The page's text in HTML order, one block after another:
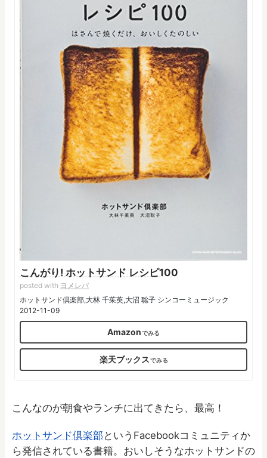
こんがり! ホットサンド レシピ100
posted with ヨメレバ
ホットサンド倶楽部,大林 千茱萸,大沼 聡子 シンコーミュージック
2012-11-09
Amazon
楽天ブックス
こんなのが朝食やランチに出てきたら、最高！
ホットサンド倶楽部 というFacebookコミュニティか
ら発信されている書籍。おいしそうなホットサンドの